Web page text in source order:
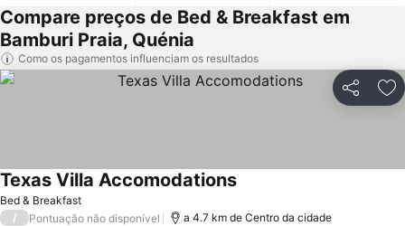
Compare preços de Bed & Breakfast em
Bamburi Praia, Quénia
Como os pagamentos influenciam os resultados
Partilhar
Bed & Breakfast
Texas Villa Accomodations
/ Pontuação não disponível a 4.7 km de Centro da cidade